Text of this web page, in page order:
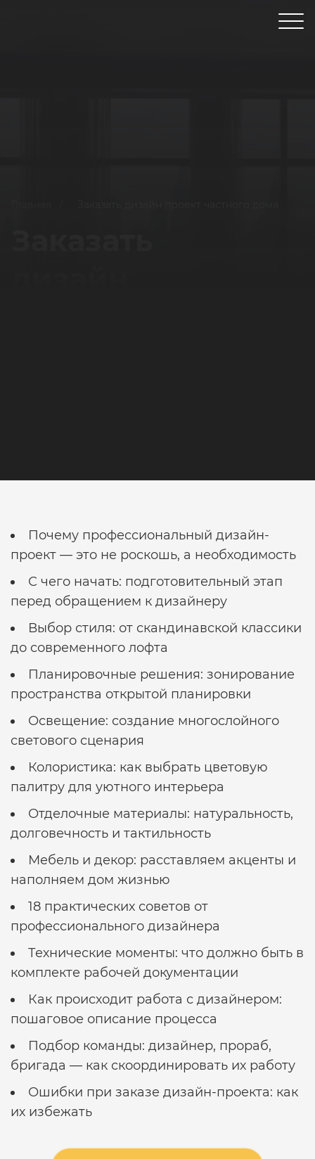
Почему профессиональный дизайн-
проект — это не роскошь, а необходимость
С чего начать: подготовительный этап
перед обращением к дизайнеру
Выбор стиля: от скандинавской классики
до современного лофта
Планировочные решения: зонирование
пространства открытой планировки
Освещение: создание многослойного
светового сценария
Колористика: как выбрать цветовую
палитру для уютного интерьера
Отделочные материалы: натуральность,
долговечность и тактильность
Мебель и декор: расставляем акценты и
наполняем дом жизнью
18 практических советов от
профессионального дизайнера
Технические моменты: что должно быть в
комплекте рабочей документации
Как происходит работа с дизайнером:
пошаговое описание процесса
Подбор команды: дизайнер, прораб,
бригада — как скоординировать их работу
Ошибки при заказе дизайн-проекта: как
их избежать